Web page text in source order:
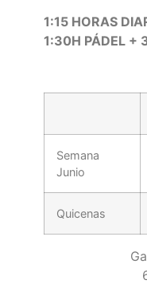
1:15 HORAS
1:30H PÁDEL +
Semana
Junio
Quicenas